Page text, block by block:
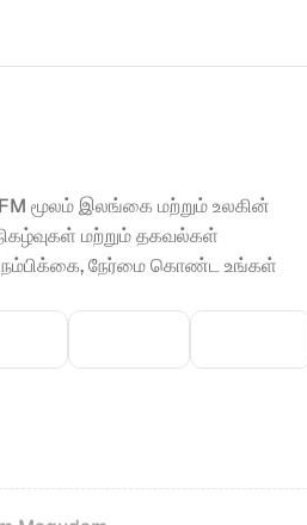
மூலம் இலங்கை மற்றும் உலகின்
மற்றும் தகவல்கள்
நேர்மை கொண்ட உங்கள்